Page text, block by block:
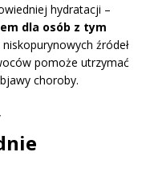
hydratacji –
dla osób z tym
źródeł
pomoże utrzymać
choroby.